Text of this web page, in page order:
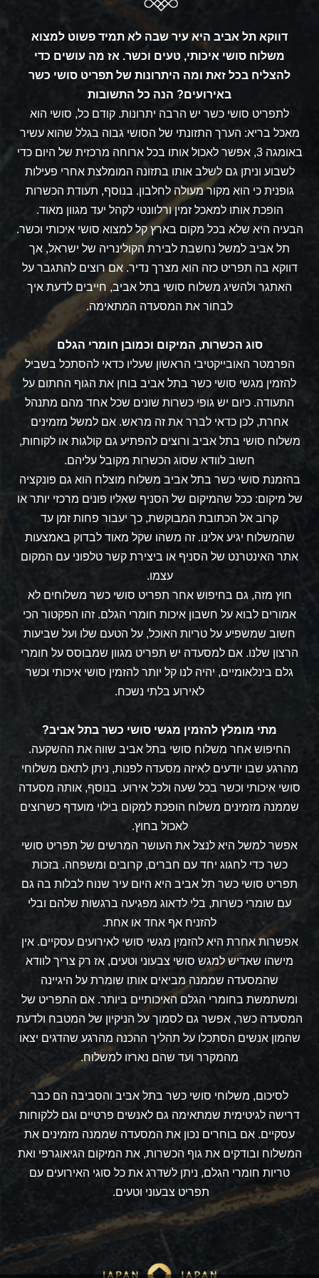
דווקא תל אביב היא עיר שבה לא תמיד פשוט למצוא
משלוח סושי איכותי, טעים וכשר. אז מה עושים כדי
להצליח בכל זאת ומה היתרונות של תפריט סושי כשר
באירועים? הנה כל התשובות
לתפריט סושי כשר יש הרבה יתרונות. קודם כל, סושי הוא
מאכל בריא: הערך התזונתי של הסושי גבוה בגלל שהוא עשיר
באומגה 3, אפשר לאכול אותו בכל ארוחה מרכזית של היום כדי
לשבוע וניתן גם לשלב אותו בתזונה המומלצת אחרי פעילות
גופנית כי הוא מקור מעולה לחלבון. בנוסף, תעודת הכשרות
הופכת אותו למאכל זמין ורלוונטי לקהל יעד מגוון מאוד.
הבעיה היא שלא בכל מקום בארץ קל למצוא סושי איכותי וכשר.
תל אביב למשל נחשבת לבירת הקולינריה של ישראל, אך
דווקא בה תפריט כזה הוא מצרך נדיר. אם רוצים להתגבר על
האתגר ולהשיג משלוח סושי בתל אביב, חייבים לדעת איך
לבחור את המסעדה המתאימה.
סוג הכשרות, המיקום וכמובן חומרי הגלם
הפרמטר האובייקטיבי הראשון שעליו כדאי להסתכל בשביל
להזמין מגשי סושי כשר בתל אביב בוחן את הגוף החתום על
התעודה. כיום יש גופי כשרות שונים שכל אחד מהם מתנהל
אחרת, לכן כדאי לברר את זה מראש. אם למשל מזמינים
משלוח סושי בתל אביב ורוצים להפתיע גם קולגות או לקוחות,
חשוב לוודא שסוג הכשרות מקובל עליהם.
בהזמנת סושי כשר בתל אביב משלוח מוצלח הוא גם פונקציה
של מיקום: ככל שהמיקום של הסניף שאליו פונים מרכזי יותר או
קרוב אל הכתובת המבוקשת, כך יעבור פחות זמן עד
שהמשלוח יגיע אלינו. זה משהו שקל מאוד לבדוק באמצעות
אתר האינטרנט של הסניף או ביצירת קשר טלפוני עם המקום
עצמו.
חוץ מזה, גם בחיפוש אחר תפריט סושי כשר משלוחים לא
אמורים לבוא על חשבון איכות חומרי הגלם. זהו הפקטור הכי
חשוב שמשפיע על טריות האוכל, על הטעם שלו ועל שביעות
הרצון שלנו. אם למסעדה יש תפריט מגוון שמבוסס על חומרי
גלם בינלאומיים, יהיה לנו קל יותר להזמין סושי איכותי וכשר
לאירוע בלתי נשכח.
מתי מומלץ להזמין מגשי סושי כשר בתל אביב?
החיפוש אחר משלוח סושי בתל אביב שווה את ההשקעה.
מהרגע שבו יודעים לאיזה מסעדה לפנות, ניתן לתאם משלוחי
סושי איכותי וכשר בכל שעה ולכל אירוע. בנוסף, אותה מסעדה
שממנה מזמינים משלוח הופכת למקום בילוי מועדף כשרוצים
לאכול בחוץ.
אפשר למשל היא לנצל את העושר המרשים של תפריט סושי
כשר כדי לחגוג יחד עם חברים, קרובים ומשפחה. בזכות
תפריט סושי כשר תל אביב היא היום עיר שנוח לבלות בה גם
עם שומרי כשרות, בלי לדאוג מפגיעה ברגשות שלהם ובלי
להזניח אף אחד או אחת.
אפשרות אחרת היא להזמין מגשי סושי לאירועים עסקיים. אין
מישהו שאדיש למגש סושי צבעוני וטעים, אז רק צריך לוודא
שהמסעדה שממנה מביאים אותו שומרת על היגיינה
ומשתמשת בחומרי הגלם האיכותיים ביותר. אם התפריט של
המסעדה כשר, אפשר גם לסמוך על הניקיון של המטבח ולדעת
שהמון אנשים הסתכלו על תהליך ההכנה מהרגע שהדגים יצאו
מהמקרר ועד שהם נארזו למשלוח.
לסיכום, משלוחי סושי כשר בתל אביב והסביבה הם כבר
דרישה לגיטימית שמתאימה גם לאנשים פרטיים וגם ללקוחות
עסקיים. אם בוחרים נכון את המסעדה שממנה מזמינים את
המשלוח ובודקים את גוף הכשרות, את המיקום הגיאוגרפי ואת
טריות חומרי הגלם, ניתן לשדרג את כל סוגי האירועים עם
תפריט צבעוני וטעים.